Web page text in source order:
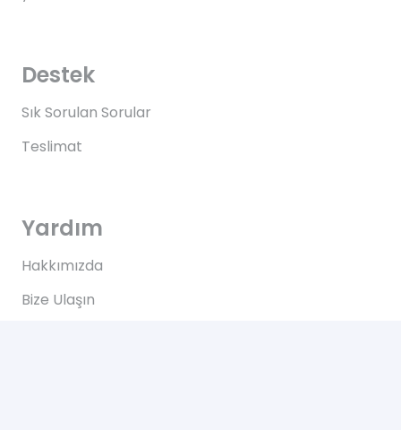
Destek
Sık Sorulan Sorular
Teslimat
Yardım
Hakkımızda
Bize Ulaşın